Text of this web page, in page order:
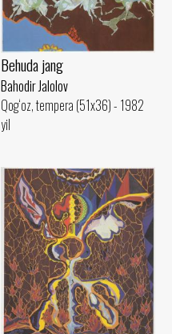
Behuda jang
Bahodir Jalolov
Qog‘oz, tempera (51x36) - 1982
yil